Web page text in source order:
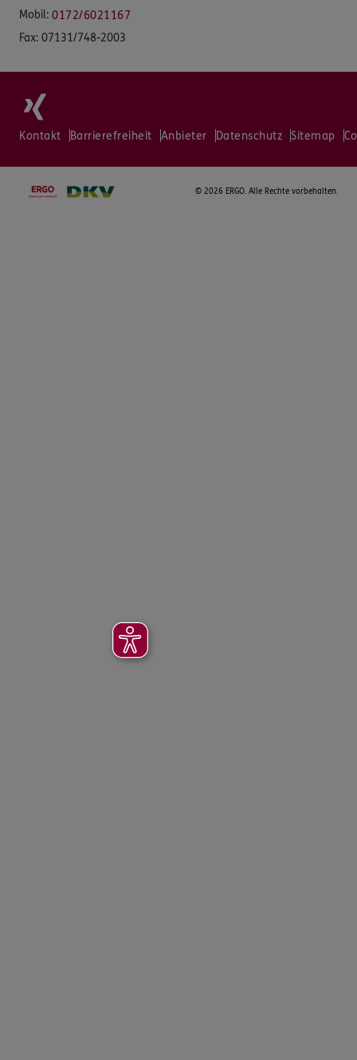
Mobil: 0172/6021167
Fax: 07131/748-2003
Kontakt Barrierefreiheit Anbieter Datenschutz Sitemap
© 2026 ERGO. Alle Rechte vorbehalten.